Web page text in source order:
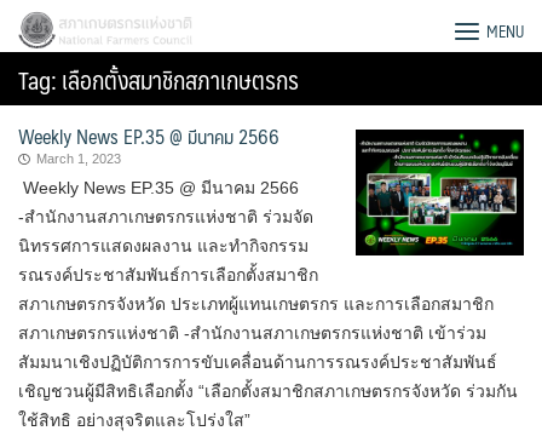
Skip
content
สภาเกษตรกรแห่งชาติ MENU
Tag:เลือกตั้งสมาชิกสภาเกษตรกร
Weekly News EP.35 @ มีนาคม 2566
March 1, 2023
Weekly News EP.35 @ มีนาคม 2566
-สำนักงานสภาเกษตรกรแห่งชาติ ร่วมจัด
นิทรรศการแสดงผลงาน และทำกิจกรรม
รณรงค์ประชาสัมพันธ์การเลือกตั้งสมาชิก
สภาเกษตรกรจังหวัด ประเภทผู้แทนเกษตรกร และการเลือกสมาชิก
สภาเกษตรกรแห่งชาติ -สำนักงานสภาเกษตรกรแห่งชาติ เข้าร่วม
สัมมนาเชิงปฏิบัติการการขับเคลื่อนด้านการรณรงค์ประชาสัมพันธ์
เชิญชวนผู้มีสิทธิเลือกตั้ง “เลือกตั้งสมาชิกสภาเกษตรกรจังหวัด ร่วมกัน
ใช้สิทธิ อย่างสุจริตและโปร่งใส”